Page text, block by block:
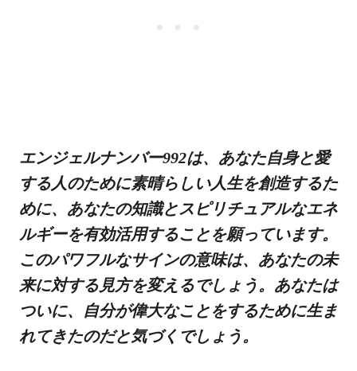
エンジェルナンバー992は、あなた自身と愛
する人のために素晴らしい人生を創造するた
めに、あなたの知識とスピリチュアルなエネ
ルギーを有効活用することを願っています。
このパワフルなサインの意味は、あなたの未
来に対する見方を変えるでしょう。あなたは
ついに、自分が偉大なことをするために生ま
れてきたのだと気づくでしょう。